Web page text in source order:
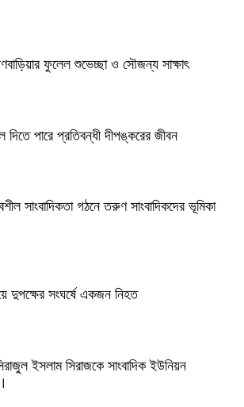
ফুলেল শুভেচ্ছা ও সৌজন্য সাক্ষাৎ
পারে প্রতিবন্ধী দীপঙ্করের জীবন
সাংবাদিকতা গঠনে তরুণ সাংবাদিকদের ভূমিকা
দুপক্ষের সংঘর্ষে একজন নিহত
ইসলাম সিরাজকে সাংবাদিক ইউনিয়ন